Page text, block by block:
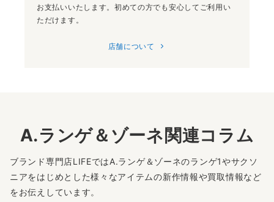
お支払いいたします。初めての方でも安心してご利用い
ただけます。
店舗について
A.ランゲ＆ゾーネ関連コラム
ブランド専門店LIFEではA.ランゲ＆ゾーネのランゲ1やサクソ
ニアをはじめとした様々なアイテムの新作情報や買取情報など
をお伝えしています。